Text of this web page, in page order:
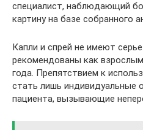
специалист, наблюдающий
картину на базе собранного
Капли и спрей не имеют
рекомендованы как
года. Препятствием к
стать лишь индивидуальные
пациента, вызывающие